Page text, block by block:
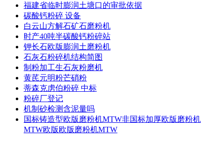
福建省临时膨润土塘口的审批依据
碳酸钙粉碎 设备
白云山方解石矿石磨粉机
时产40吨半碳酸钙粉碎站
钾长石欧版膨润土磨粉机
石灰石粉碎机结构简图
制粉加工生石灰粉磨机
黄芪元明粉芒硝粉
蒂森克虏伯粉碎 中标
粉碎厂登记
机制砂检测含泥量吗
国标铸造型欧版磨粉机MTW非国标加厚欧版磨粉机
MTW欧版欧版磨粉机MTW